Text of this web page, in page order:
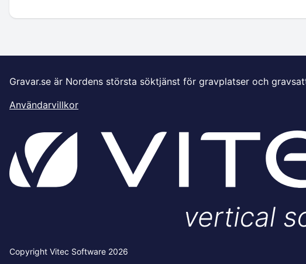
Gravar.se är Nordens största söktjänst för gravplatser och
Användarvillkor
Copyright Vitec Software 2026